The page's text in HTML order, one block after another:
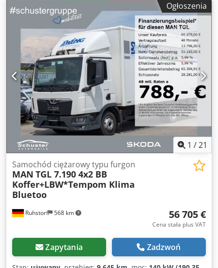
Ogłoszenia
1 /21
Ruhstorf 568 km
Samochód ciężarowy typu furgon
MAN TGL 7.190 4x2 BB
Koffer+LBW*Tempom Klima
Bluetoo
56 705 €
Cena stała plus VAT
Zapytania Zadzwoń